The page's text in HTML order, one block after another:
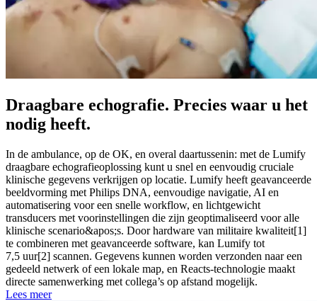
Draagbare echografie. Precies waar u het
nodig heeft.
In de ambulance, op de OK, en overal daartussenin: met de Lumify
draagbare echografieoplossing kunt u snel en eenvoudig cruciale
klinische gegevens verkrijgen op locatie. Lumify heeft geavanceerde
beeldvorming met Philips DNA, eenvoudige navigatie, AI en
automatisering voor een snelle workflow, en lichtgewicht
transducers met voorinstellingen die zijn geoptimaliseerd voor alle
klinische scenario&apos;s. Door hardware van militaire kwaliteit[1]
te combineren met geavanceerde software, kan Lumify tot
7,5 uur[2] scannen. Gegevens kunnen worden verzonden naar een
gedeeld netwerk of een lokale map, en Reacts-technologie maakt
directe samenwerking met collega’s op afstand mogelijk.
Lees meer